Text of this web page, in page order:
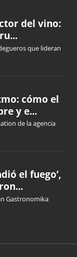
del vino:
que lideran
cómo el
y e...
de la agencia
el fuego’,
Gastronomika